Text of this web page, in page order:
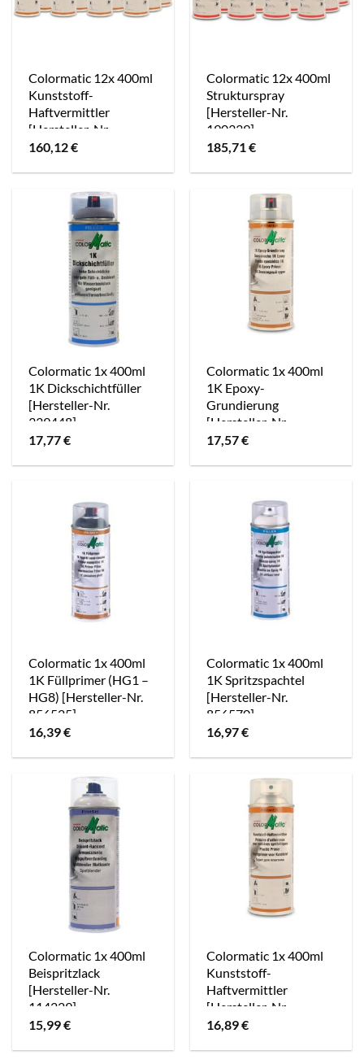
Colormatic 12x 400ml
Kunststoff-
Haftvermittler
[Hersteller-Nr.
856563]
160,12€
Colormatic 12x 400ml
Strukturspray
[Hersteller-Nr.
190339]
185,71€
Colormatic 1x 400ml
1K Dickschichtfüller
[Hersteller-Nr.
339448]
17,77€
Colormatic 1x 400ml
1K Epoxy-
Grundierung
[Hersteller-Nr.
174414]
17,57€
Colormatic 1x 400ml
1K Füllprimer (HG1 –
HG8) [Hersteller-Nr.
856525]
16,39€
Colormatic 1x 400ml
1K Spritzspachtel
[Hersteller-Nr.
856570]
16,97€
Colormatic 1x 400ml
Beispritzlack
[Hersteller-Nr.
114229]
15,99€
Colormatic 1x 400ml
Kunststoff-
Haftvermittler
[Hersteller-Nr.
856563]
16,89€